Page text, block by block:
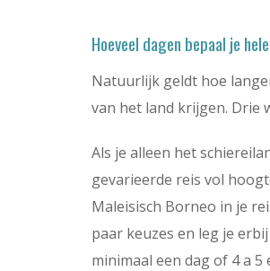
Hoeveel dagen bepaal je
Natuurlijk geldt hoe
van het land krijgen. Drie
Als je alleen het
gevarieerde reis vol
Maleisisch Borneo in je
paar keuzes en leg je
minimaal een dag of 4 a